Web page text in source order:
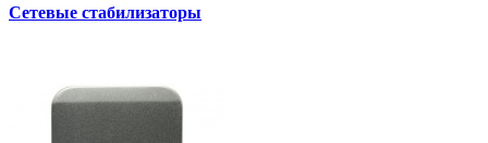
Сетевые стабилизаторы